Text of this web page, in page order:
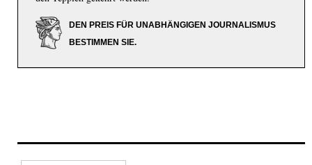
DEN PREIS FÜR UNABHÄNGIGEN JOURNALISMUS
BESTIMMEN SIE.